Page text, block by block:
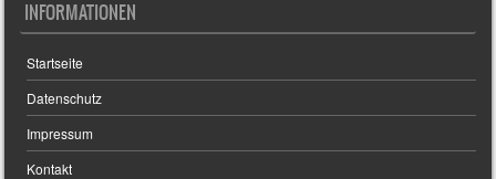
INFORMATIONEN
Startseite
Datenschutz
Impressum
Kontakt